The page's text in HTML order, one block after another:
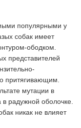
популярными у
собак имеет
ободком.
представителей
притягивающим.
мутации в
в радужной оболочке.
никак не влияет